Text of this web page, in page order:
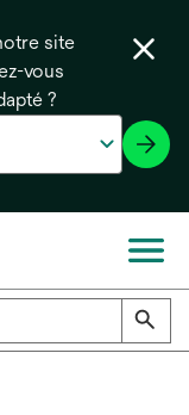
site
vous
?